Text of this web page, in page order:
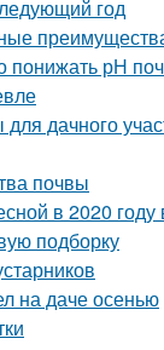
год
понижать рН
дачного
почвы
в 2020
подборку
на даче осенью